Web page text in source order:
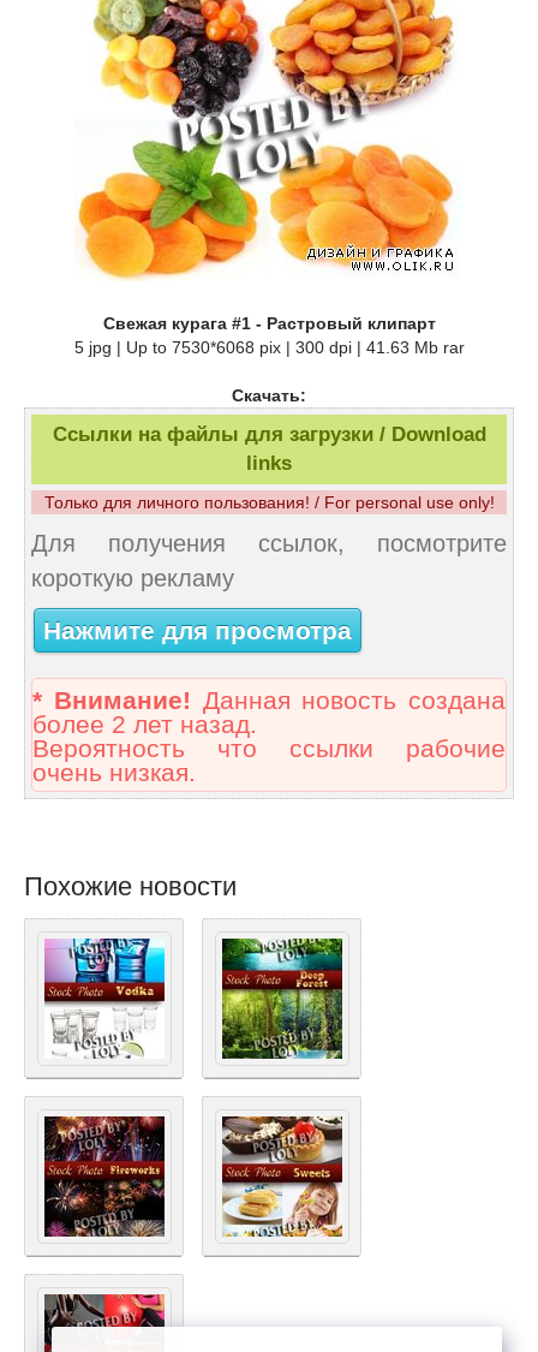
Свежая курага #1 - Растровый клипарт
5 jpg | Up to 7530*6068 pix | 300 dpi | 41.63 Mb rar
Скачать:
Ссылки на файлы для загрузки / Download
links
Только для личного пользования! / For personal use only!
Для получения ссылок, посмотрите
короткую рекламу
Нажмите для просмотра
* Внимание! Данная новость создана
более 2 лет назад.
Вероятность что ссылки рабочие
очень низкая.
Похожие новости